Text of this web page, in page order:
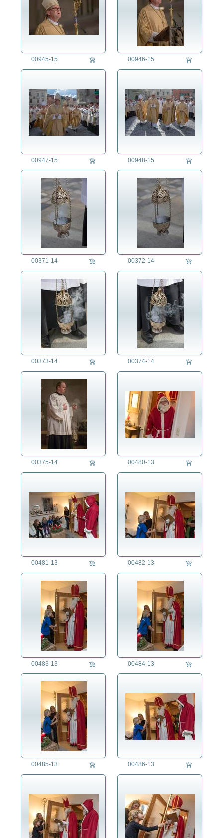
00945-15 00946-15
00947-15 00948-15
00371-14 00372-14
00373-14 00374-14
00375-14 00480-13
00481-13 00482-13
00483-13 00484-13
00485-13 00486-13